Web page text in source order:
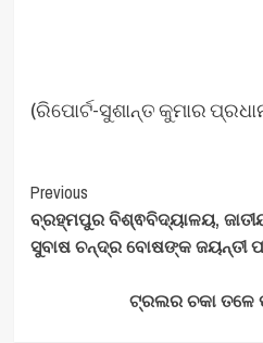
(ରିପୋର୍ଟ-ସୁଶାନ୍ତ କୁମାର
Post
Navigation
Previous
ବ୍ରହ୍ମପୁର ବିଶ୍ଵବିଦ୍ୟାଳୟ, ଜାତୀୟ
ସୁବାଷ ଚନ୍ଦ୍ର ବୋଷଙ୍କ ଜୟନ୍ତୀ
ଟ୍ରଲର ଚକା ତଳେ